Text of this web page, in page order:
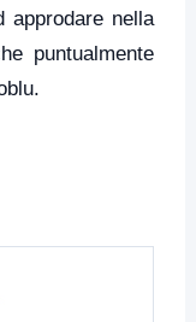
approdare nella
puntualmente